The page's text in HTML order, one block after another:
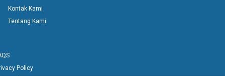
Kontak Kami
Tentang Kami
Policy